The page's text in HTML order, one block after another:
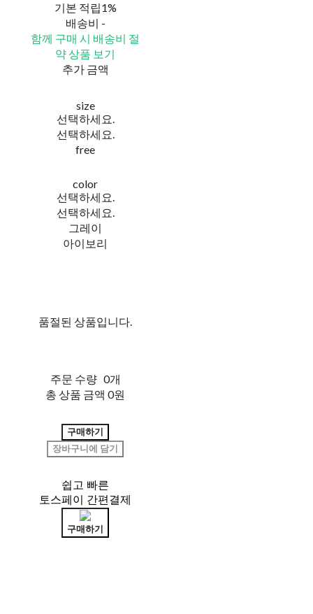
기본 적립1%
배송비 -
함께 구매 시 배송비 절
약 상품 보기
추가 금액
size
선택하세요.
선택하세요.
free
color
선택하세요.
선택하세요.
그레이
아이보리
품절된 상품입니다.
주문 수량 0개
총 상품 금액 0원
구매하기
장바구니에 담기
쉽고 빠른
토스페이 간편결제
구매하기